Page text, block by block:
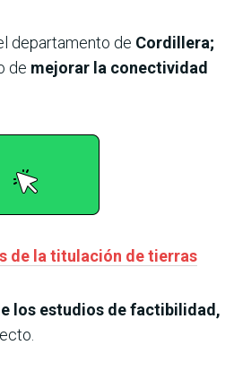
departamento de Cordillera;
de mejorar la conectividad
de la titulación de tierras
los estudios de factibilidad,